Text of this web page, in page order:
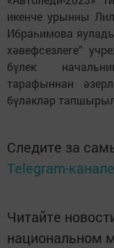
икенче урынны
Ибраһимова
хәвефсезлеге”
бүлек
тарафыннан
бүләкләр
Следите за
Telegram-канале
Читайте
национальном